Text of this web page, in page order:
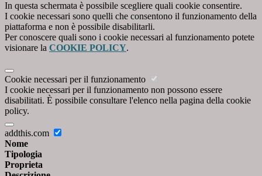
In questa schermata è possibile scegliere quali cookie consentire.
I cookie necessari sono quelli che consentono il funzionamento della
piattaforma e non è possibile disabilitarli.
Per conoscere quali sono i cookie necessari al funzionamento potete
visionare la COOKIE POLICY.
Cookie necessari per il funzionamento
I cookie necessari per il funzionamento non possono essere
disabilitati. È possibile consultare l'elenco nella pagina della cookie
policy.
addthis.com
Nome
Tipologia
Proprieta